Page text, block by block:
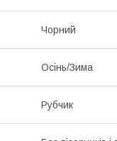
Чорний
Осінь/Зима
Рубчик